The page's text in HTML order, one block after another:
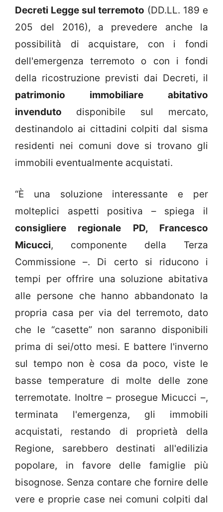
Decreti Legge sul terremoto (DD.LL. 189 e
205 del 2016), a prevedere anche la
possibilità di acquistare, con i fondi
dell'emergenza terremoto o con i fondi
della ricostruzione previsti dai Decreti, il
patrimonio immobiliare abitativo
invenduto disponibile sul mercato,
destinandolo ai cittadini colpiti dal sisma
residenti nei comuni dove si trovano gli
immobili eventualmente acquistati.
“È una soluzione interessante e per
molteplici aspetti positiva – spiega il
consigliere regionale PD, Francesco
Micucci, componente della Terza
Commissione –. Di certo si riducono i
tempi per offrire una soluzione abitativa
alle persone che hanno abbandonato la
propria casa per via del terremoto, dato
che le “casette” non saranno disponibili
prima di sei/otto mesi. E battere l'inverno
sul tempo non è cosa da poco, viste le
basse temperature di molte delle zone
terremotate. Inoltre – prosegue Micucci –,
terminata l'emergenza, gli immobili
acquistati, restando di proprietà della
Regione, sarebbero destinati all'edilizia
popolare, in favore delle famiglie più
bisognose. Senza contare che fornire delle
vere e proprie case nei comuni colpiti dal